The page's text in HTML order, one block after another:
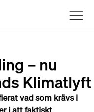
– nu
Klimatlyft
vad som krävs i